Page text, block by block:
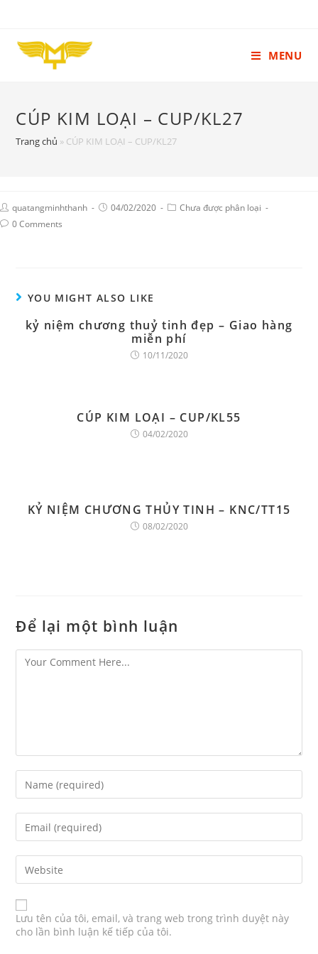
MENU
CÚP KIM LOẠI – CUP/KL27
Trang chủ » CÚP KIM LOẠI – CUP/KL27
quatangminhthanh 04/02/2020
Chưa được phân loại
0 Comments
YOU MIGHT ALSO LIKE
kỷ niệm chương thuỷ tinh đẹp – Giao hàng
miễn phí
10/11/2020
CÚP KIM LOẠI – CUP/KL55
04/02/2020
KỶ NIỆM CHƯƠNG THỦY TINH – KNC/TT15
08/02/2020
Để lại một bình luận
Lưu tên của tôi, email, và trang web trong trình duyệt này
cho lần bình luận kế tiếp của tôi.